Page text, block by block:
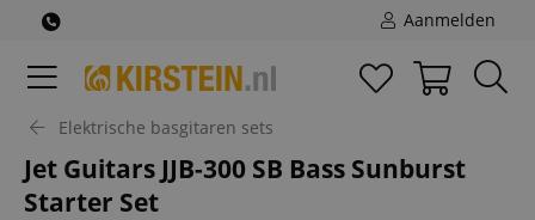
Aanmelden
Elektrische basgitaren sets
Jet Guitars JJB-300 SB Bass Sunburst
Starter Set